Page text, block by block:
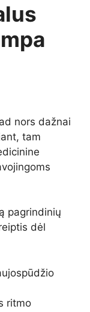
nors dažnai
tam
pagrindinių
dėl
ritmo